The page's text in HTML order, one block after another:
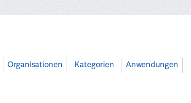
Organisationen Kategorien Anwendungen